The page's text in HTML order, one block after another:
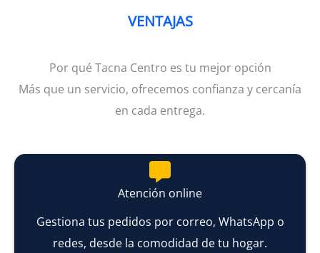
VENTAJAS
Por qué Tacna Centro es tu mejor opción
Más que un servicio, ofrecemos confianza y cercanía
en cada entrega.
Atención online
Gestiona tus pedidos por correo, WhatsApp o
redes, desde la comodidad de tu hogar.